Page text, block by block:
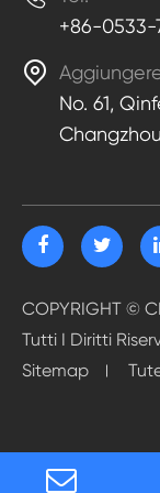
+86-0533-

No. 61,
COPYRIGHT ©
Tutti I Diritti
Sitemap